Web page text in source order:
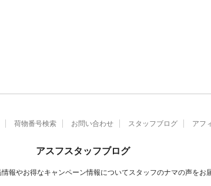
荷物番号検索 お問い合わせ スタッフブログ アフ
アスフスタッフブログ
報やお得なキャンペーン情報についてスタッフのナマの声をお